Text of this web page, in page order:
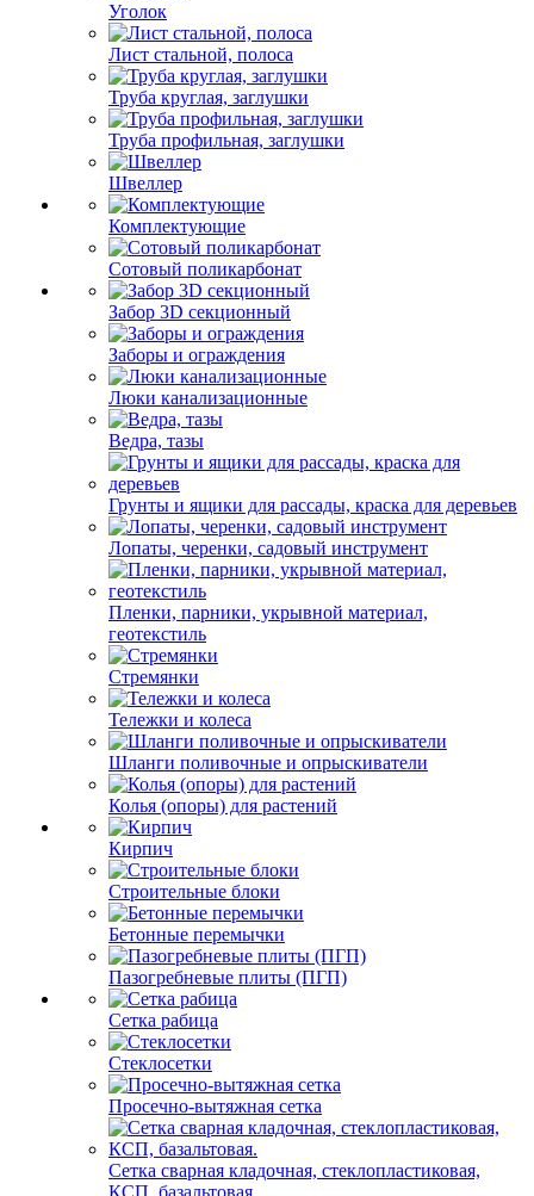
Уголок
Лист стальной, полоса
Труба круглая, заглушки
Труба профильная, заглушки
Швеллер
Комплектующие
Сотовый поликарбонат
Забор 3D секционный
Заборы и ограждения
Люки канализационные
Ведра, тазы
Грунты и ящики для рассады, краска для деревьев
Лопаты, черенки, садовый инструмент
Пленки, парники, укрывной материал,
геотекстиль
Стремянки
Тележки и колеса
Шланги поливочные и опрыскиватели
Колья (опоры) для растений
Кирпич
Строительные блоки
Бетонные перемычки
Пазогребневые плиты (ПГП)
Сетка рабица
Стеклосетки
Просечно-вытяжная сетка
Сетка сварная кладочная, стеклопластиковая,
КСП, базальтовая.